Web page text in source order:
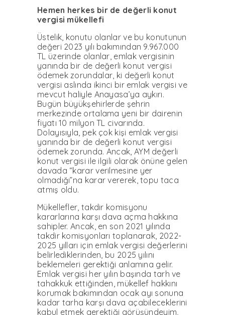
Hemen herkes bir de değerli konut
vergisi mükellefi
Üstelik, konutu olanlar ve bu konutunun
değeri 2023 yılı bakımından 9.967.000
TL üzerinde olanlar, emlak vergisinin
yanında bir de değerli konut vergisi
ödemek zorundalar, ki değerli konut
vergisi aslında ikinci bir emlak vergisi ve
mevcut haliyle Anayasa’ya aykırı.
Bugün büyükşehirlerde şehrin
merkezinde ortalama yeni bir dairenin
fiyatı 10 milyon TL civarında.
Dolayısıyla, pek çok kişi emlak vergisi
yanında bir de değerli konut vergisi
ödemek zorunda. Ancak, AYM değerli
konut vergisi ile ilgili olarak önüne gelen
davada “karar verilmesine yer
olmadığı”na karar vererek, topu taca
atmış oldu.
Mükellefler, takdir komisyonu
kararlarına karşı dava açma hakkına
sahipler. Ancak, en son 2021 yılında
takdir komisyonları toplanarak, 2022-
2025 yılları için emlak vergisi değerlerini
belirlediklerinden, bu 2025 yılını
beklemeleri gerektiği anlamına gelir.
Emlak vergisi her yılın başında tarh ve
tahakkuk ettiğinden, mükellef hakkını
korumak bakımından ocak ayı sonuna
kadar tarha karşı dava açabileceklerini
kabul etmek gerektiği görüşündeyim,